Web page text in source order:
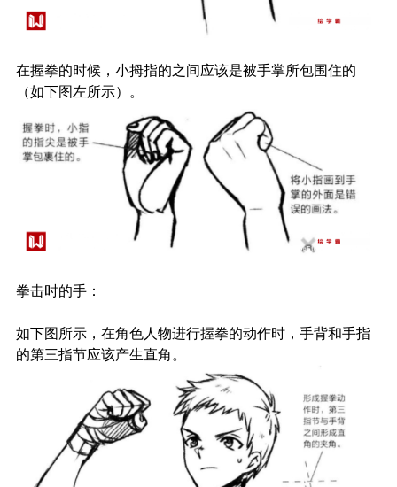
在握拳的时候，小拇指的之间应该是被手掌所包围住的
（如下图左所示）。
拳击时的手：
如下图所示，在角色人物进行握拳的动作时，手背和手指
的第三指节应该产生直角。